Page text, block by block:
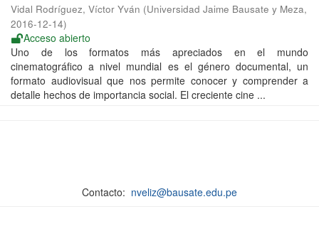
Vidal Rodríguez, Víctor Yván (Universidad Jaime Bausate y Meza,
2016-12-14)
Acceso abierto
Uno de los formatos más apreciados en el mundo
cinematográfico a nivel mundial es el género documental, un
formato audiovisual que nos permite conocer y comprender a
detalle hechos de importancia social. El creciente cine ...
Contacto: nveliz@bausate.edu.pe